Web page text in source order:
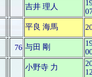
吉井 理人
平良 海馬
76 与田 剛
小野寺 力